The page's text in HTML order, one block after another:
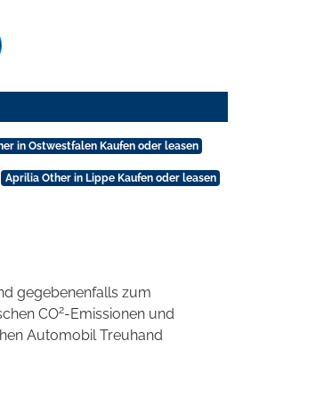
in Ostwestfalen Kaufen oder leasen
Aprilia Other in Lippe Kaufen oder leasen
gegebenenfalls zum
CO2-Emissionen und
Automobil Treuhand